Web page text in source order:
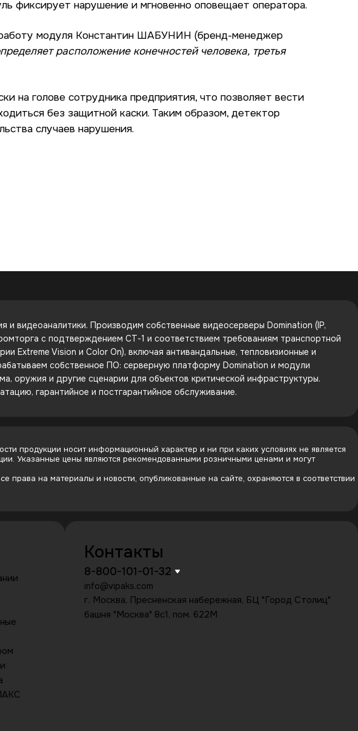
фиксирует нарушение и мгновенно оповещает оператора.
модуля Константин ШАБУНИН (бренд-менеджер
расположение конечностей человека, третья
на голове сотрудника предприятия, что позволяет вести
без защитной каски. Таким образом, детектор
случаев нарушения.
видеоаналитики. Производим собственные видеосерверы Domination (IP,
с подтверждением СТ-1 и соответствием требованиям транспортной
Extreme Vision и Color On), включая антивандальные, тепловизионные и
собственное ПО: серверную платформу Domination и модули
оружия и другие сценарии для объектов критической инфраструктуры.
гарантийное и постгарантийное обслуживание.
продукции носит информационный характер и ни при каких условиях не является
Указанные цены являются рекомендованными розничными ценами и могут
на материалы и новости, опубликованные на сайте, охраняются в соответствии
Контакты
8-800-101-01-32
info@vipaks.com
г. Москва, Пресненская набережная, БЦ "Город Столиц"
башня "Москва" 8с1, пом. 622М